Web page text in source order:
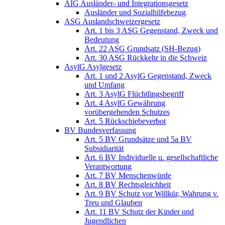
AIG Ausländer- und Integrationsgesetz
Ausländer und Sozialhilfebezug
ASG Auslandschweizergesetz
Art. 1 bis 3 ASG Gegenstand, Zweck und
Bedeutung
Art. 22 ASG Grundsatz (SH-Bezug)
Art. 30 ASG Rückkehr in die Schweiz
AsylG Asylgesetz
Art. 1 und 2 AsylG Gegenstand, Zweck
und Umfang
Art. 3 AsylG Flüchtlingsbegriff
Art. 4 AsylG Gewährung
vorübergehenden Schutzes
Art. 5 Rückschiebeverbot
BV Bundesverfassung
Art. 5 BV Grundsätze und 5a BV
Subsidiarität
Art. 6 BV Individuelle u. gesellschaftliche
Verantwortung
Art. 7 BV Menschenwürde
Art. 8 BV Rechtsgleichheit
Art. 9 BV Schutz vor Willkür, Wahrung v.
Treu und Glauben
Art. 11 BV Schutz der Kinder und
Jugendlichen